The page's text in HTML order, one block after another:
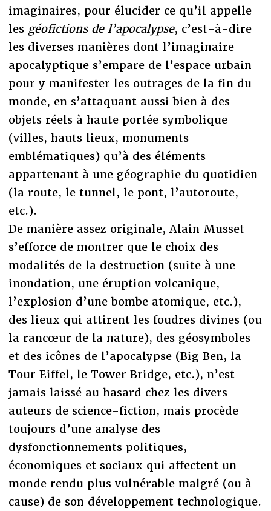
imaginaires, pour élucider ce qu’il appelle
les géofictions de l’apocalypse, c’est-à-dire
les diverses manières dont l’imaginaire
apocalyptique s’empare de l’espace urbain
pour y manifester les outrages de la fin du
monde, en s’attaquant aussi bien à des
objets réels à haute portée symbolique
(villes, hauts lieux, monuments
emblématiques) qu’à des éléments
appartenant à une géographie du quotidien
(la route, le tunnel, le pont, l’autoroute,
etc.).
De manière assez originale, Alain Musset
s’efforce de montrer que le choix des
modalités de la destruction (suite à une
inondation, une éruption volcanique,
l’explosion d’une bombe atomique, etc.),
des lieux qui attirent les foudres divines (ou
la rancœur de la nature), des géosymboles
et des icônes de l’apocalypse (Big Ben, la
Tour Eiffel, le Tower Bridge, etc.), n’est
jamais laissé au hasard chez les divers
auteurs de science-fiction, mais procède
toujours d’une analyse des
dysfonctionnements politiques,
économiques et sociaux qui affectent un
monde rendu plus vulnérable malgré (ou à
cause) de son développement technologique.